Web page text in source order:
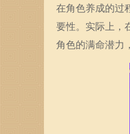
在角色养成的过
要性。实际上，
角色的满命潜力